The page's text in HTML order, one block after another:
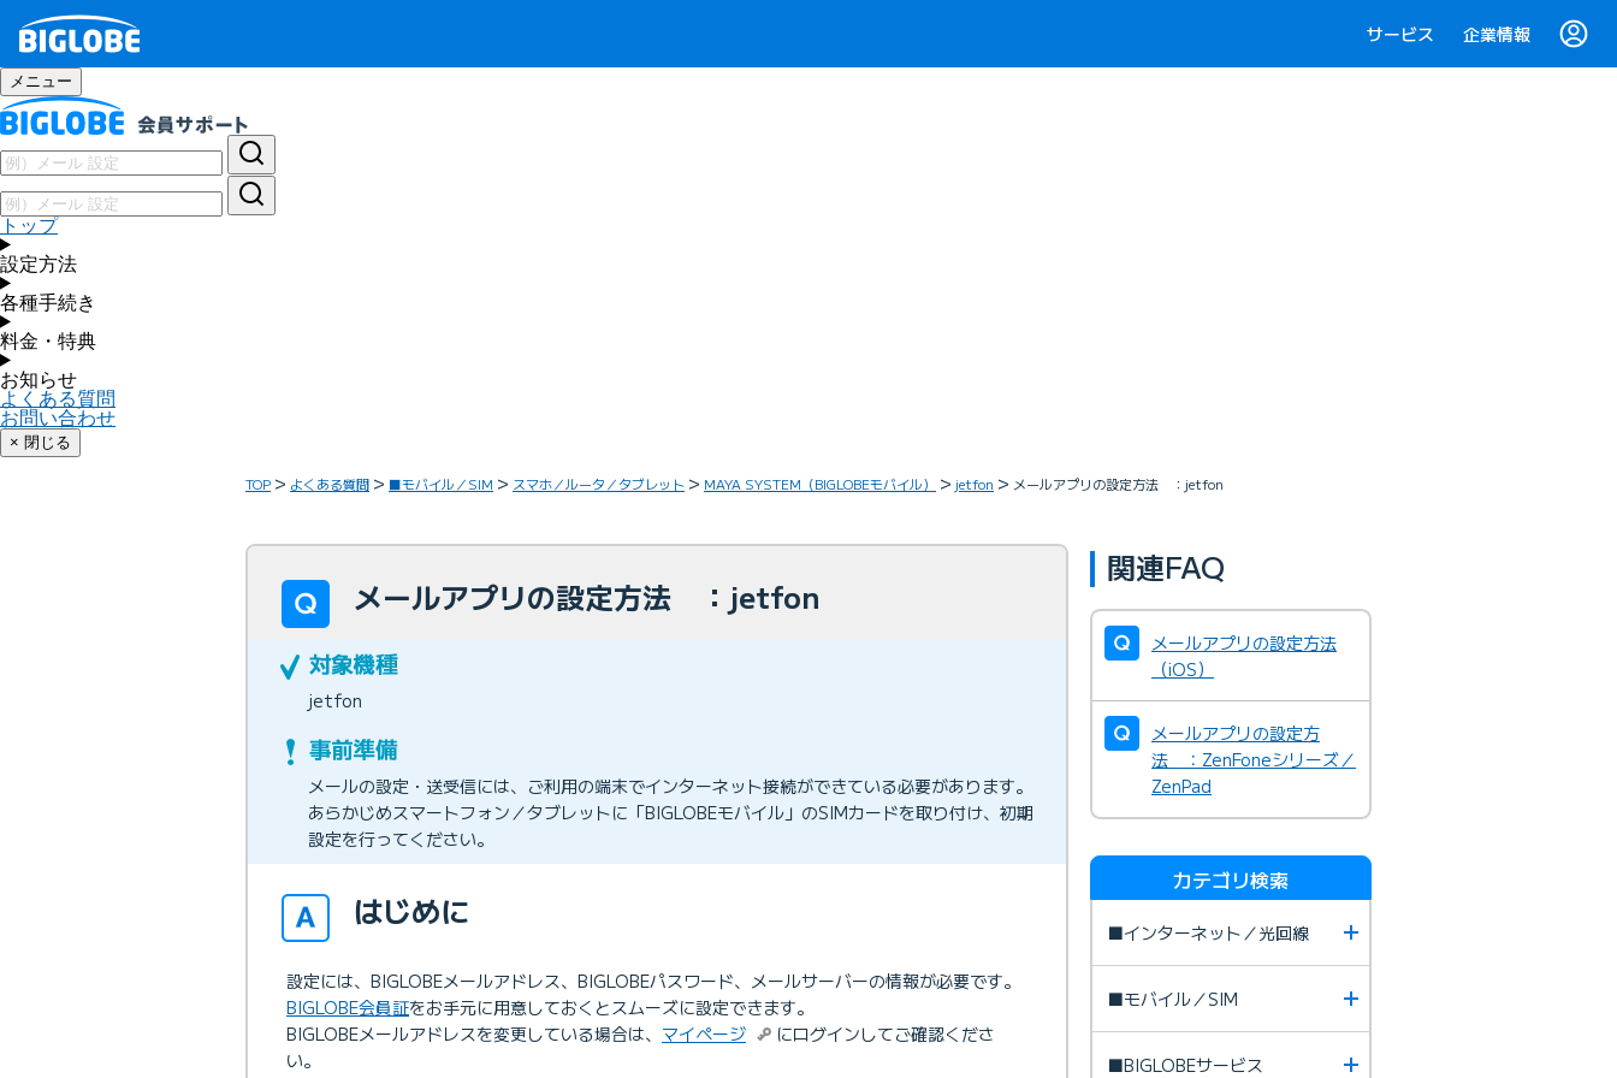
サービス 企業情報
メニュー
トップ
設定方法
各種手続き
料金・特典
お知らせ
よくある質問
お問い合わせ
× 閉じる
TOP よくある質問 ■モバイル／SIM スマホ／ルータ／タブレット MAYA SYSTEM（BIGLOBEモバイル） jetfon メールアプリの設定方法 ：jetfon
メールアプリの設定方法 ：jetfon
jetfon
メールの設定・送受信には、ご利用の端末でインターネット接続ができている必要があります。
あらかじめスマートフォン／タブレットに「BIGLOBEモバイル」のSIMカードを取り付け、初期
設定を行ってください。
はじめに
設定には、BIGLOBEメールアドレス、BIGLOBEパスワード、メールサーバーの情報が必要です。
BIGLOBE会員証をお手元に用意しておくとスムーズに設定できます。
BIGLOBEメールアドレスを変更している場合は、 マイページ
にログインしてご確認くださ
い。
関連FAQ
メールアプリの設定方法
（iOS）
メールアプリの設定方
法 ：ZenFoneシリーズ／
ZenPad
カテゴリ検索
■インターネット／光回線
■モバイル／SIM
■BIGLOBEサービス